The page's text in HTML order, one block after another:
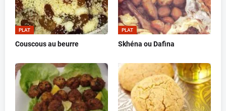
PLAT
Couscous au beurre
PLAT
Skhéna ou Dafina